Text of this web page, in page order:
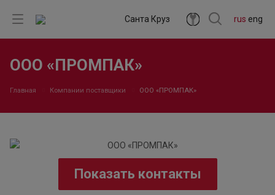
rus eng
Санта Круз
ООО «ПРОМПАК»
Главная Компании поставщики ООО «ПРОМПАК»
Показать контакты